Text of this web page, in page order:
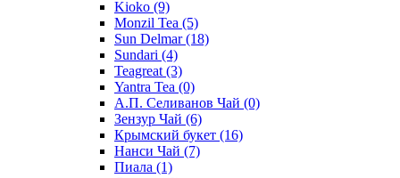
Kioko (9)
Monzil Tea (5)
Sun Delmar(18)
Sundari (4)
Teagreat (3)
Yantra Tea (0)
А.П. Селиванов Чай (0)
Зензур Чай (6)
Крымский букет (16)
Нанси Чай (7)
Пиала (1)